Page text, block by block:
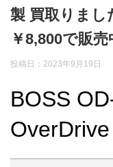
製 買取りまし
￥8,800で販売
投稿日：2023年9月19日
BOSS